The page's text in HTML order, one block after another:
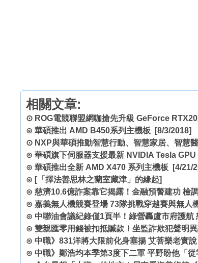
相關文章:
⊙ ROG電競聯盟網咖搶先升級 GeForce
⊙ 華碩推出 AMD B450系列主機板 [8/3/2018]
⊙ NXP與華碩推動智慧行動、智慧家居、智慧
⊙ 華碩旗下伺服器支援最新 NVIDIA Tesla GPU
⊙ 華碩推出全新 AMD X470 系列主機板 [4/21/
⊙ [「擇法善思林之蘭室藏津」的緣起]
⊙ 慈濟10.6億詐案靠它揭露！金融預警建功 檢
⊙ 嘉義無人機競賽登場 73隊挑戰穿越賽與無人
⊙ 中聯油會議紀錄僅1頁半！綠營轟盧市府護航
⊙ 雙親匯零用錢被扣抵贓款！坐監詐欺犯聲明
⊙ 中職》831洋將大限前化身塞揚 艾菩樂老實說
⊙ 中職》鄭浩均本季第3度下二軍 平野盼他「